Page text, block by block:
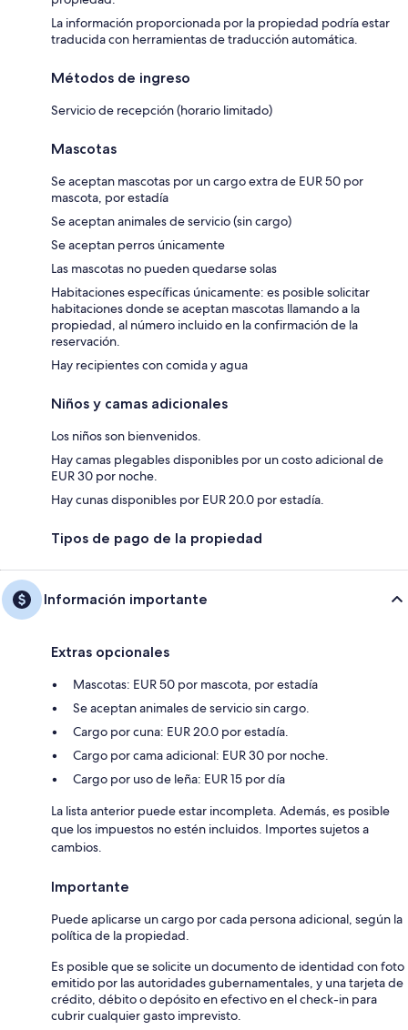
La información proporcionada por la propiedad podría estar
traducida con herramientas de traducción automática.
Métodos de ingreso
Servicio de recepción (horario limitado)
Mascotas
Se aceptan mascotas por un cargo extra de EUR 50 por
mascota, por estadía
Se aceptan animales de servicio (sin cargo)
Se aceptan perros únicamente
Las mascotas no pueden quedarse solas
Habitaciones específicas únicamente: es posible solicitar
habitaciones donde se aceptan mascotas llamando a la
propiedad, al número incluido en la confirmación de la
reservación.
Hay recipientes con comida y agua
Niños y camas adicionales
Los niños son bienvenidos.
Hay camas plegables disponibles por un costo adicional de
EUR 30 por noche.
Hay cunas disponibles por EUR 20.0 por estadía.
Tipos de pago de la propiedad
Información importante
Extras opcionales
Mascotas: EUR 50 por mascota, por estadía
Se aceptan animales de servicio sin cargo.
Cargo por cuna: EUR 20.0 por estadía.
Cargo por cama adicional: EUR 30 por noche.
Cargo por uso de leña: EUR 15 por día
La lista anterior puede estar incompleta. Además, es posible
que los impuestos no estén incluidos. Importes sujetos a
cambios.
Importante
Puede aplicarse un cargo por cada persona adicional, según la
política de la propiedad.
Es posible que se solicite un documento de identidad con foto
emitido por las autoridades gubernamentales, y una tarjeta de
crédito, débito o depósito en efectivo en el check-in para
cubrir cualquier gasto imprevisto.